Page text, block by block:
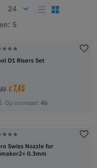
5
D1 Risers Set
€ 7,45
Op voorraad: 46
Swiss Nozzle for
0.3mm